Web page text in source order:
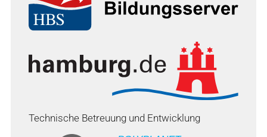
Technische Betreuung und Entwicklung